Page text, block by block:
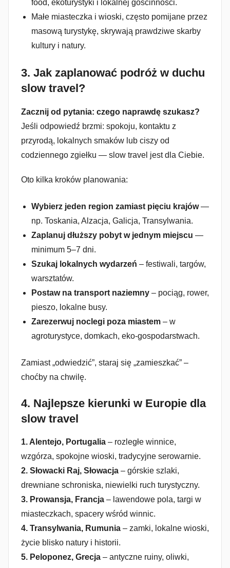
food, ekoturystyki i lokalnej gościnności.
Małe miasteczka i wioski, często pomijane przez
masową turystykę, skrywają prawdziwe skarby
kultury i natury.
3. Jak zaplanować podróż w duchu
slow travel?
Zacznij od pytania: czego naprawdę szukasz?
Jeśli odpowiedź brzmi: spokoju, kontaktu z
przyrodą, lokalnych smaków lub ciszy od
codziennego zgiełku — slow travel jest dla Ciebie.
Oto kilka kroków planowania:
Wybierz jeden region zamiast pięciu krajów—
np. Toskania, Alzacja, Galicja, Transylwania.
Zaplanuj dłuższy pobyt w jednym miejscu —
minimum 5–7 dni.
Szukaj lokalnych wydarzeń – festiwali, targów,
warsztatów.
Postaw na transport naziemny – pociąg, rower,
pieszo, lokalne busy.
Zarezerwuj noclegi poza miastem – w
agroturystyce, domkach, eko-gospodarstwach.
Zamiast „odwiedzić”, staraj się „zamieszkać” –
choćby na chwilę.
4. Najlepsze kierunki w Europie dla
slow travel
1. Alentejo, Portugalia – rozległe winnice,
wzgórza, spokojne wioski, tradycyjne serowarnie.
2. Słowacki Raj, Słowacja – górskie szlaki,
drewniane schroniska, niewielki ruch turystyczny.
3. Prowansja, Francja – lawendowe pola, targi w
miasteczkach, spacery wśród winnic.
4. Transylwania, Rumunia – zamki, lokalne wioski,
życie blisko natury i historii.
5. Peloponez, Grecja – antyczne ruiny, oliwki,